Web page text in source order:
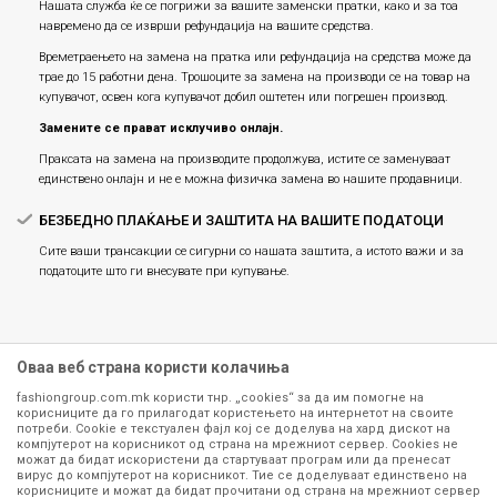
Нашата служба ќе се погрижи за вашите заменски пратки, како и за тоа
навремено да се изврши рефундација на вашите средства.
Времетраењето на замена на пратка или рефундацијa на средства може да
трае до 15 работни дена. Трошоците за замена на производи се на товар на
купувачот, освен кога купувачот добил оштетен или погрешен производ.
Замените се прават исклучиво онлајн.
Праксата на замена на производите продолжува, истите се заменуваат
единствено онлајн и не е можна физичка замена во нашите продавници.
БЕЗБЕДНО ПЛАЌАЊЕ И ЗАШТИТА НА ВАШИТЕ ПОДАТОЦИ
Сите ваши трансакции се сигурни со нашата заштита, а истото важи и за
податоците што ги внесувате при купување.
Сите информации околу производите кои се изложени на нашата
онлајн продавница се стремиме да бидат конкретни, точни и прецизни,
Оваа веб страна користи колачиња
fashiongroup.com.mk користи тнр. „cookies“ за да им помогне на
корисниците да го прилагодат користењето на интернетот на своите
потреби. Cookie е текстуален фајл кој се доделува на хард дискот на
компјутерот на корисникот од страна на мрежниот сервер. Cookies не
можат да бидат искористени да стартуваат програм или да пренесат
вирус до компјутерот на корисникот. Тие се доделуваат единствено на
корисниците и можат да бидат прочитани од страна на мрежниот сервер